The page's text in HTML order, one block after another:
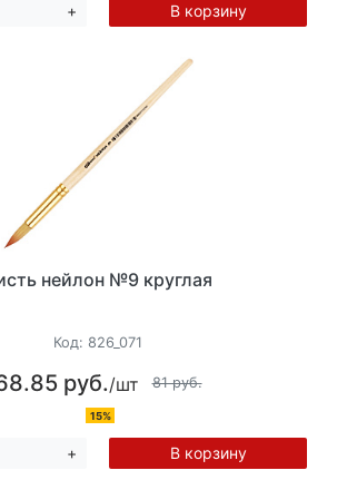
+ В корзину
нейлон №9 круглая
Код: 826_071
руб./шт 81 руб.
15%
+ В корзину